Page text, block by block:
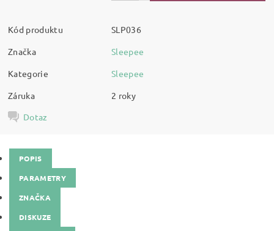
Kód produktu
SLP036
Značka
Sleepee
Kategorie
Sleepee
Záruka
2 roky
Dotaz
POPIS
PARAMETRY
ZNAČKA
DISKUZE